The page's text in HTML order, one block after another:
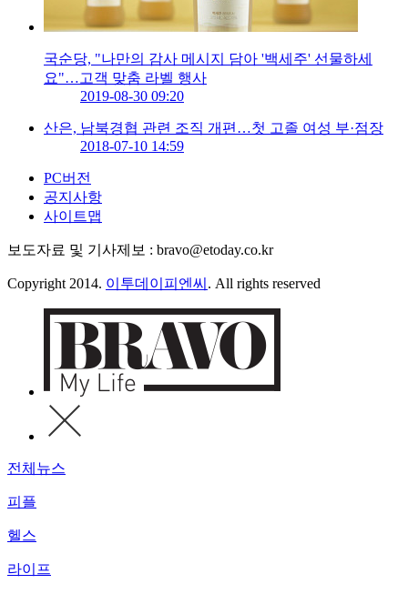
국순당, "나만의 감사 메시지 담아 '백세주' 선물하세
요"…고객 맞춤 라벨 행사
2019-08-30 09:20
산은, 남북경협 관련 조직 개편…첫 고졸 여성 부·점장
2018-07-10 14:59
PC버전
공지사항
사이트맵
보도자료 및 기사제보 : bravo@etoday.co.kr
Copyright 2014. 이투데이피엔씨 . All rights reserved
전체뉴스
피플
헬스
라이프